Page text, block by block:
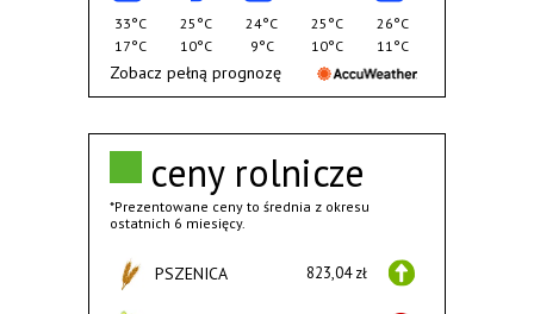
ceny rolnicze
*Prezentowane ceny to średnia z okresu
ostatnich 6 miesięcy.
PSZENICA 823,04 zł
33°C
17°C
25°C
10°C
24°C
9°C
25°C
10°C
26°C
11°C
Zobacz pełną prognozę